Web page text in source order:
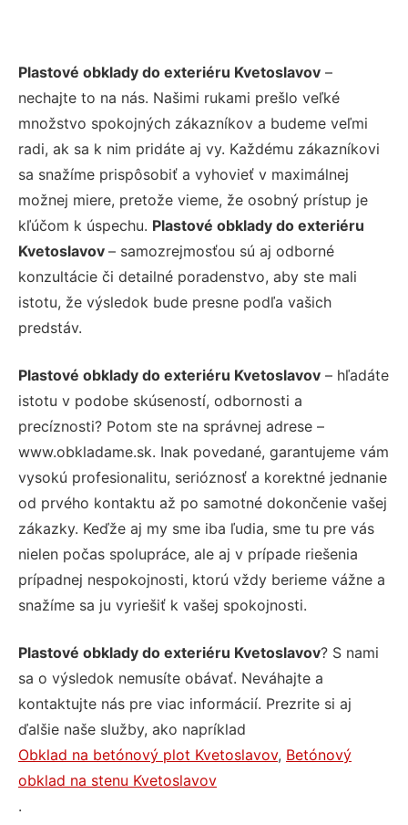
Plastové obklady do exteriéru Kvetoslavov –
nechajte to na nás. Našimi rukami prešlo veľké
množstvo spokojných zákazníkov a budeme veľmi
radi, ak sa k nim pridáte aj vy. Každému zákazníkovi
sa snažíme prispôsobiť a vyhovieť v maximálnej
možnej miere, pretože vieme, že osobný prístup je
kľúčom k úspechu. Plastové obklady do exteriéru
Kvetoslavov – samozrejmosťou sú aj odborné
konzultácie či detailné poradenstvo, aby ste mali
istotu, že výsledok bude presne podľa vašich
predstáv.
Plastové obklady do exteriéru Kvetoslavov – hľadáte
istotu v podobe skúseností, odbornosti a
precíznosti? Potom ste na správnej adrese –
www.obkladame.sk. Inak povedané, garantujeme vám
vysokú profesionalitu, serióznosť a korektné jednanie
od prvého kontaktu až po samotné dokončenie vašej
zákazky. Keďže aj my sme iba ľudia, sme tu pre vás
nielen počas spolupráce, ale aj v prípade riešenia
prípadnej nespokojnosti, ktorú vždy berieme vážne a
snažíme sa ju vyriešiť k vašej spokojnosti.
Plastové obklady do exteriéru Kvetoslavov? S nami
sa o výsledok nemusíte obávať. Neváhajte a
kontaktujte nás pre viac informácií. Prezrite si aj
ďalšie naše služby, ako napríklad
Obklad na betónový plot Kvetoslavov, Betónový
obklad na stenu Kvetoslavov
.